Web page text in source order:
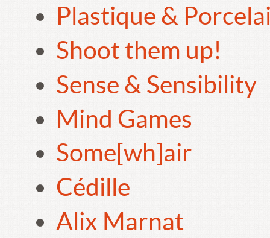
Plastique &
Shoot them up!
Sense & Sensibility
Mind Games
Some[wh]air
Cédille
Alix Marnat